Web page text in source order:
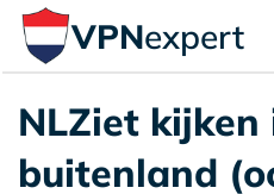
VPNexpert
NLZiet
buitenland